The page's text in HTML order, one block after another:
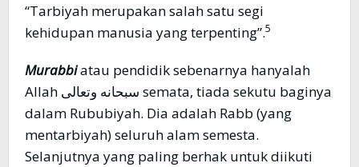
“Tarbiyah merupakan salah satu segi
kehidupan manusia yang terpenting”.5
Murabbiatau pendidik sebenarnya hanyalah
Allah سبحانه وتعالى semata, tiada sekutu baginya
dalam Rububiyah. Dia adalah Rabb (yang
mentarbiyah) seluruh alam semesta.
Selanjutnya yang paling berhak untuk diikuti